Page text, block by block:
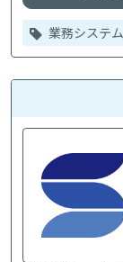
業務システム